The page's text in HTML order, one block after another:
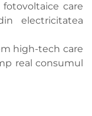
care
electricitatea
high-tech care
real consumul